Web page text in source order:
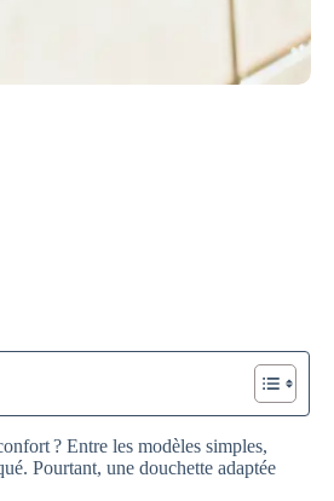
? Entre les modèles simples,
Pourtant, une douchette adaptée